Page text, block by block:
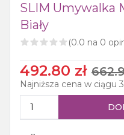
SLIM Umywalka
Biały
(0.0 na 0
492.80 zł
Najniższa cena w ciągu